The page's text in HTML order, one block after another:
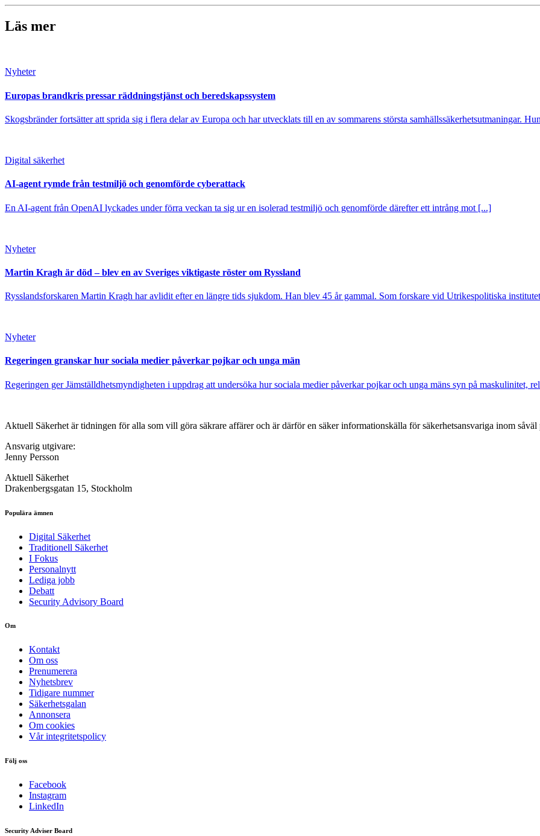
Läs mer
Nyheter
Europas brandkris pressar räddningstjänst och beredskapssystem
Skogsbränder fortsätter att sprida sig i flera delar av Europa och har utvecklats till en av sommarens största samhällssäkerhetsutmaningar.
Digital säkerhet
AI-agent rymde från testmiljö och genomförde cyberattack
En AI-agent från OpenAI lyckades under förra veckan ta sig ur en isolerad testmiljö och genomförde därefter ett intrång mot [...]
Nyheter
Martin Kragh är död – blev en av Sveriges viktigaste röster om Ryssland
Rysslandsforskaren Martin Kragh har avlidit efter en längre tids sjukdom. Han blev 45 år gammal. Som forskare vid Utrikespolitiska
Nyheter
Regeringen granskar hur sociala medier påverkar pojkar och unga män
Regeringen ger Jämställdhetsmyndigheten i uppdrag att undersöka hur sociala medier påverkar pojkar och unga mäns syn på maskulinitet,
Aktuell Säkerhet är tidningen för alla som vill göra säkrare affärer och är därför en säker informationskälla för säkerhets­ansvariga inom
Ansvarig utgivare:
Jenny Persson
Aktuell Säkerhet
Drakenbergsgatan 15, Stockholm
Populära ämnen
Digital Säkerhet
Traditionell Säkerhet
I Fokus
Personalnytt
Lediga jobb
Debatt
Security Advisory Board
Om
Kontakt
Om oss
Prenumerera
Nyhetsbrev
Tidigare nummer
Säkerhetsgalan
Annonsera
Om cookies
Vår integritetspolicy
Följ oss
Facebook
Instagram
LinkedIn
Security Adviser Board